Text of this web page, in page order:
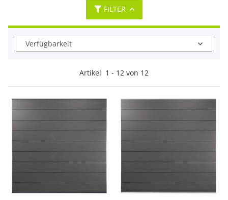
FILTER
Verfügbarkeit
Artikel 1 - 12 von 12